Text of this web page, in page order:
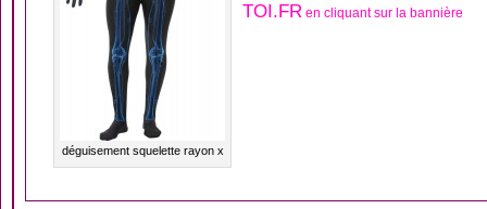
déguisement squelette rayon x
TOI.FR en cliquant sur la bannière